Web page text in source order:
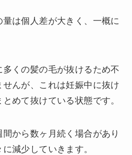
量は個人差が大きく、一概に
くの髪の毛が抜けるため不
んが、これは妊娠中に抜け
めて抜けている状態です。
から数ヶ月続く場合があり
減少していきます。